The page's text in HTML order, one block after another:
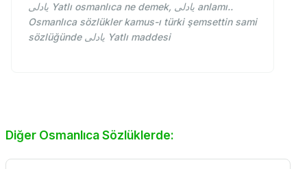
يادلی Yatlı osmanlıca ne demek, يادلی anlamı..
Osmanlıca sözlükler kamus-ı türki şemsettin sami
sözlüğünde يادلی Yatlı maddesi
Diğer Osmanlıca Sözlüklerde: